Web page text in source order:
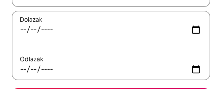
Dolazak
Odlazak